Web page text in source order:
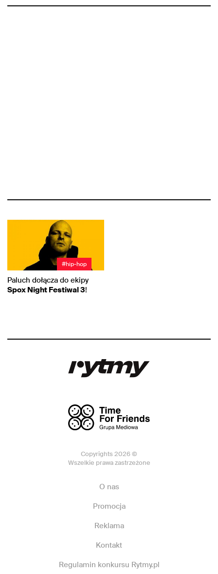
#hip-hop
Paluch dołącza do ekipy
Spox Night Festiwal 3!
Copyrights 2026 ©
Wszelkie prawa zastrzeżone
O nas
Promocja
Reklama
Kontakt
Regulamin konkursu Rytmy.pl